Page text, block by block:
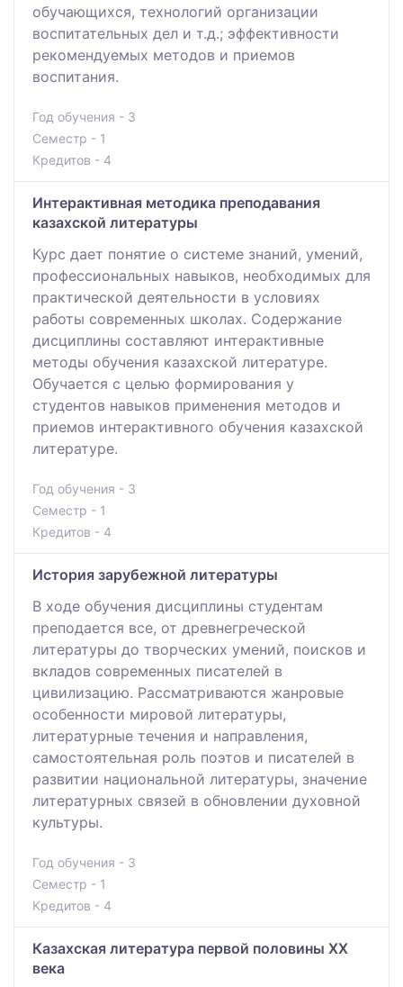
обучающихся, технологий организации
воспитательных дел и т.д.; эффективности
рекомендуемых методов и приемов
воспитания.
Год обучения - 3
Семестр - 1
Кредитов - 4
Интерактивная методика преподавания
казахской литературы
Курс дает понятие о системе знаний, умений,
профессиональных навыков, необходимых для
практической деятельности в условиях
работы современных школах. Содержание
дисциплины составляют интерактивные
методы обучения казахской литературе.
Обучается с целью формирования у
студентов навыков применения методов и
приемов интерактивного обучения казахской
литературе.
Год обучения - 3
Семестр - 1
Кредитов - 4
История зарубежной литературы
В ходе обучения дисциплины студентам
преподается все, от древнегреческой
литературы до творческих умений, поисков и
вкладов современных писателей в
цивилизацию. Рассматриваются жанровые
особенности мировой литературы,
литературные течения и направления,
самостоятельная роль поэтов и писателей в
развитии национальной литературы, значение
литературных связей в обновлении духовной
культуры.
Год обучения - 3
Семестр - 1
Кредитов - 4
Казахская литература первой половины ХХ
века